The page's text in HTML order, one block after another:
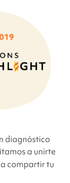
diagnóstico
a unirte
compartir tu